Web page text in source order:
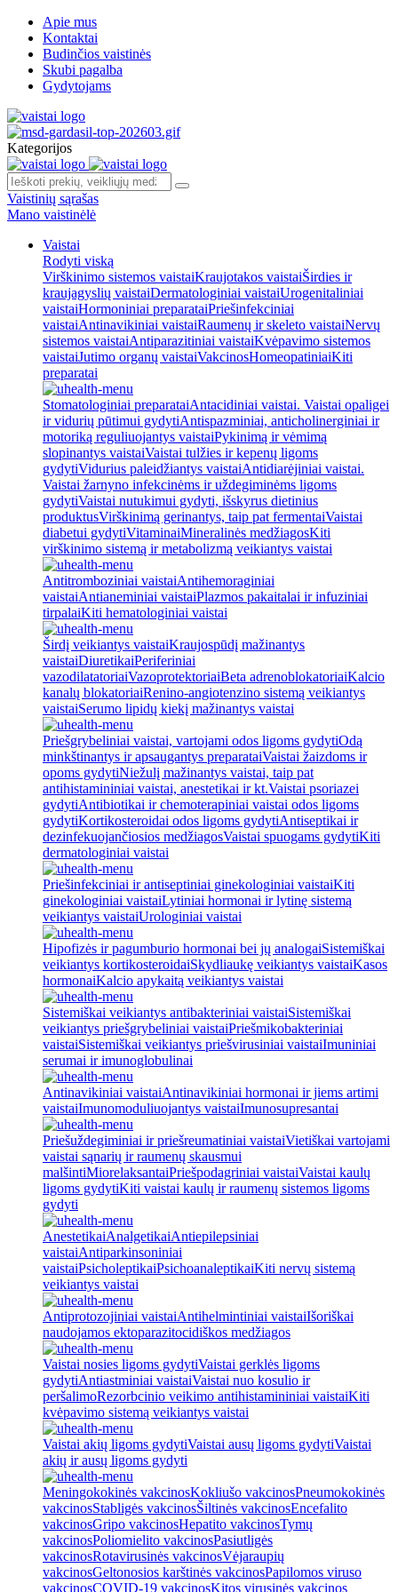
Apie mus
Kontaktai
Budinčios vaistinės
Skubi pagalba
Gydytojams
Kategorijos
Vaistinių sąrašas
Mano vaistinėlė
Vaistai
Rodyti viską
Virškinimo sistemos vaistaiKraujotakos vaistaiŠirdies ir
kraujagyslių vaistaiDermatologiniai vaistaiUrogenitaliniai
vaistaiHormoniniai preparataiPriešinfekciniai
vaistaiAntinavikiniai vaistaiRaumenų ir skeleto vaistaiNervų
sistemos vaistaiAntiparazitiniai vaistaiKvėpavimo sistemos
vaistaiJutimo organų vaistaiVakcinosHomeopatiniaiKiti
preparatai
Stomatologiniai preparataiAntacidiniai vaistai. Vaistai opaligei
ir vidurių pūtimui gydytiAntispazminiai, anticholinerginiai ir
motoriką reguliuojantys vaistaiPykinimą ir vėmimą
slopinantys vaistaiVaistai tulžies ir kepenų ligoms
gydytiVidurius paleidžiantys vaistaiAntidiarėjiniai vaistai.
Vaistai žarnyno infekcinėms ir uždegiminėms ligoms
gydytiVaistai nutukimui gydyti, išskyrus dietinius
produktusVirškinimą gerinantys, taip pat fermentaiVaistai
diabetui gydytiVitaminaiMineralinės medžiagosKiti
virškinimo sistemą ir metabolizmą veikiantys vaistai
Antitromboziniai vaistaiAntihemoraginiai
vaistaiAntianeminiai vaistaiPlazmos pakaitalai ir infuziniai
tirpalaiKiti hematologiniai vaistai
Širdį veikiantys vaistaiKraujospūdį mažinantys
vaistaiDiuretikaiPeriferiniai
vazodilatatoriaiVazoprotektoriaiBeta adrenoblokatoriaiKalcio
kanalų blokatoriaiRenino-angiotenzino sistemą veikiantys
vaistaiSerumo lipidų kiekį mažinantys vaistai
Priešgrybeliniai vaistai, vartojami odos ligoms gydytiOdą
minkštinantys ir apsaugantys preparataiVaistai žaizdoms ir
opoms gydytiNiežulį mažinantys vaistai, taip pat
antihistamininiai vaistai, anestetikai ir kt.Vaistai psoriazei
gydytiAntibiotikai ir chemoterapiniai vaistai odos ligoms
gydytiKortikosteroidai odos ligoms gydytiAntiseptikai ir
dezinfekuojančiosios medžiagosVaistai spuogams gydytiKiti
dermatologiniai vaistai
Priešinfekciniai ir antiseptiniai ginekologiniai vaistaiKiti
ginekologiniai vaistaiLytiniai hormonai ir lytinę sistemą
veikiantys vaistaiUrologiniai vaistai
Hipofizės ir pagumburio hormonai bei jų analogaiSistemiškai
veikiantys kortikosteroidaiSkydliaukę veikiantys vaistaiKasos
hormonaiKalcio apykaitą veikiantys vaistai
Sistemiškai veikiantys antibakteriniai vaistaiSistemiškai
veikiantys priešgrybeliniai vaistaiPriešmikobakteriniai
vaistaiSistemiškai veikiantys priešvirusiniai vaistaiImuniniai
serumai ir imunoglobulinai
Antinavikiniai vaistaiAntinavikiniai hormonai ir jiems artimi
vaistaiImunomoduliuojantys vaistaiImunosupresantai
Priešuždegiminiai ir priešreumatiniai vaistaiVietiškai vartojami
vaistai sąnarių ir raumenų skausmui
malšintiMiorelaksantaiPriešpodagriniai vaistaiVaistai kaulų
ligoms gydytiKiti vaistai kaulų ir raumenų sistemos ligoms
gydyti
AnestetikaiAnalgetikaiAntiepilepsiniai
vaistaiAntiparkinsoniniai
vaistaiPsicholeptikaiPsichoanaleptikaiKiti nervų sistemą
veikiantys vaistai
Antiprotozojiniai vaistaiAntihelmintiniai vaistaiIšoriškai
naudojamos ektoparazitocidiškos medžiagos
Vaistai nosies ligoms gydytiVaistai gerklės ligoms
gydytiAntiastminiai vaistaiVaistai nuo kosulio ir
peršalimoRezorbcinio veikimo antihistamininiai vaistaiKiti
kvėpavimo sistemą veikiantys vaistai
Vaistai akių ligoms gydytiVaistai ausų ligoms gydytiVaistai
akių ir ausų ligoms gydyti
Meningokokinės vakcinosKokliušo vakcinosPneumokokinės
vakcinosStabligės vakcinosŠiltinės vakcinosEncefalito
vakcinosGripo vakcinosHepatito vakcinosTymų
vakcinosPoliomielito vakcinosPasiutligės
vakcinosRotavirusinės vakcinosVėjaraupių
vakcinosGeltonosios karštinės vakcinosPapilomos viruso
vakcinosCOVID-19 vakcinosKitos virusinės vakcinos